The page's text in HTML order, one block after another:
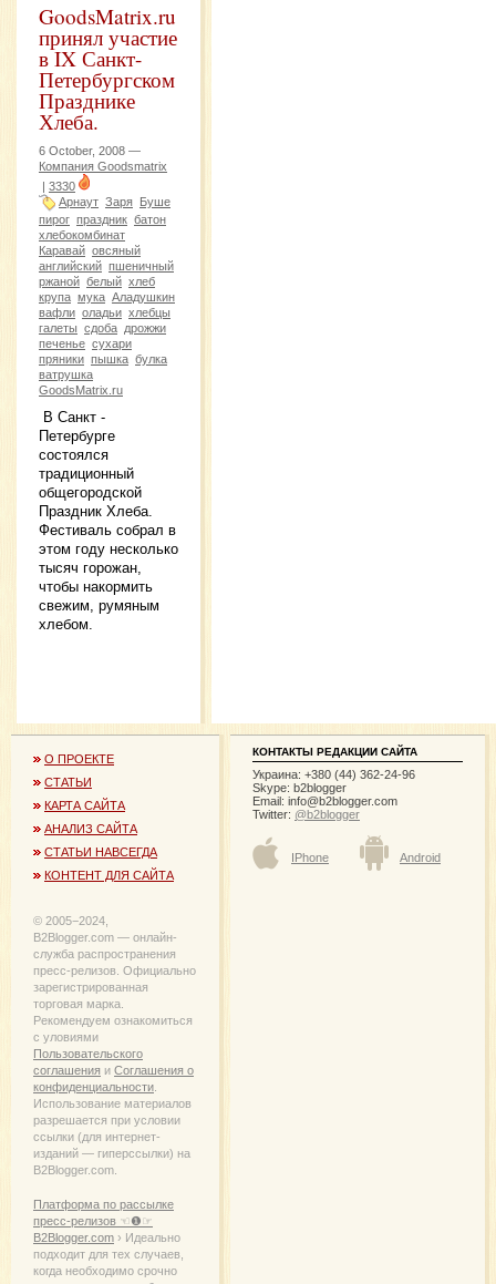
GoodsMatrix.ru
принял участие
в IX Санкт-
Петербургском
Празднике
Хлеба.
6 October, 2008 —
Компания Goodsmatrix
| 3330
Арнаут Заря Буше
пирог праздник батон
хлебокомбинат
Каравай овсяный
английский пшеничный
ржаной белый хлеб
крупа мука Аладушкин
вафли оладьи хлебцы
галеты сдоба дрожжи
печенье сухари
пряники пышка булка
ватрушка
GoodsMatrix.ru
В Санкт -
Петербурге
состоялся
традиционный
общегородской
Праздник Хлеба.
Фестиваль собрал в
этом году несколько
тысяч горожан,
чтобы накормить
свежим, румяным
хлебом.
О ПРОЕКТЕ
СТАТЬИ
КАРТА САЙТА
АНАЛИЗ САЙТА
СТАТЬИ НАВСЕГДА
КОНТЕНТ ДЛЯ САЙТА
© 2005−2024,
B2Blogger.com — онлайн-
служба распространения
пресс-релизов. Официально
зарегистрированная
торговая марка.
Рекомендуем ознакомиться
с уловиями
Пользовательского
соглашения и Соглашения о
конфиденциальности
Использование материалов
разрешается при условии
ссылки (для интернет-
изданий — гиперссылки) на
B2Blogger.com.
Платформа по рассылке
пресс-релизов ☜❶☞
B2Blogger.com › Идеально
подходит для тех случаев,
когда необходимо срочно
КОНТАКТЫ РЕДАКЦИИ САЙТА
Украина: +380 (44) 362-24-96
Skype: b2blogger
Email: info@b2blogger.com
Twitter: @b2blogger
IPhone Android